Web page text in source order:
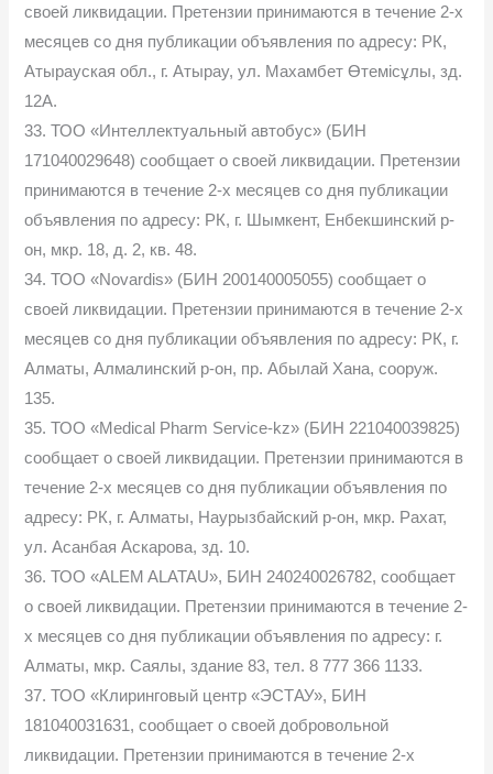
своей ликвидации. Претензии принимаются в течение 2-х
месяцев со дня публикации объявления по адресу: РК,
Атырауская обл., г. Атырау, ул. Махамбет Өтемісұлы, зд.
12А.
33. ТОО «Интеллектуальный автобус» (БИН
171040029648) сообщает о своей ликвидации. Претензии
принимаются в течение 2-х месяцев со дня публикации
объявления по адресу: РК, г. Шымкент, Енбекшинский р-
он, мкр. 18, д. 2, кв. 48.
34. ТОО «Novardis» (БИН 200140005055) сообщает о
своей ликвидации. Претензии принимаются в течение 2-х
месяцев со дня публикации объявления по адресу: РК, г.
Алматы, Алмалинский р-он, пр. Абылай Хана, сооруж.
135.
35. ТОО «Medical Pharm Service-kz» (БИН 221040039825)
сообщает о своей ликвидации. Претензии принимаются в
течение 2-х месяцев со дня публикации объявления по
адресу: РК, г. Алматы, Наурызбайский р-он, мкр. Рахат,
ул. Асанбая Аскарова, зд. 10.
36. ТОО «ALEM ALATAU», БИН 240240026782, сообщает
о своей ликвидации. Претензии принимаются в течение 2-
х месяцев со дня публикации объявления по адресу: г.
Алматы, мкр. Саялы, здание 83, тел. 8 777 366 1133.
37. ТОО «Клиринговый центр «ЭСТАУ», БИН
181040031631, сообщает о своей добровольной
ликвидации. Претензии принимаются в течение 2-х